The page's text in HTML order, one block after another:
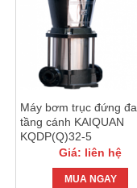
Máy bơm trục đứng đa
tầng cánh KAIQUAN
KQDP(Q)32-5
Giá: liên hệ
MUA NGAY